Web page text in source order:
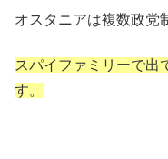
オスタニアは複数政党
スパイファミリーで出
す。